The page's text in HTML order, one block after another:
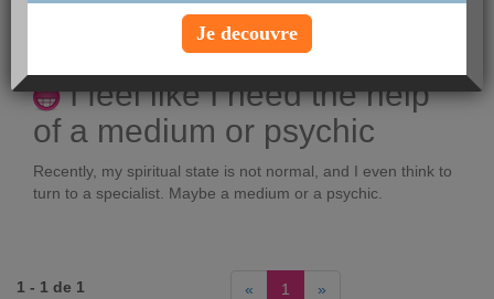
posté parMarkMartinle 07-09-2022 à 18:53
Voir le profil
I feel like I need the help
of a medium or psychic
Recently, my spiritual state is not normal, and I even think to
turn to a specialist. Maybe a medium or a psychic.
1 - 1 de 1 « 1 »
Je decouvre